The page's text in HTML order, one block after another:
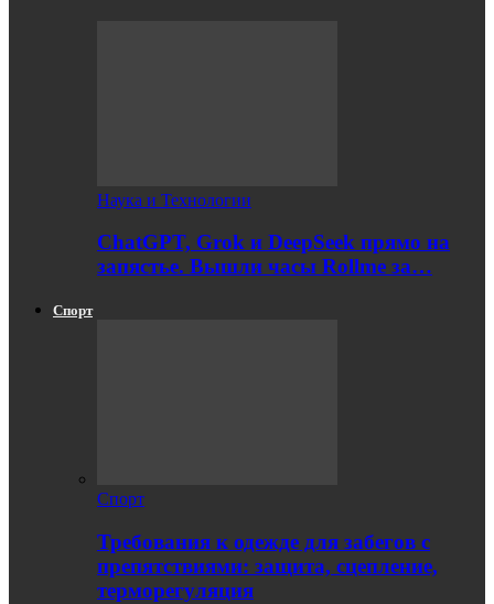
Наука и Технологии
ChatGPT, Grok и DeepSeek прямо на
запястье. Вышли часы Rollme за…
Спорт
Спорт
Требования к одежде для забегов с
препятствиями: защита, сцепление,
терморегуляция